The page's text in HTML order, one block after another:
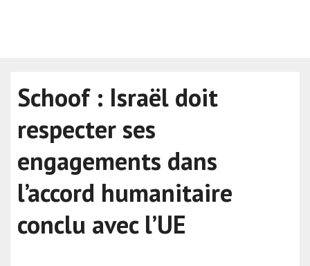
Schoof : Israël doit
respecter ses
engagements dans
l’accord humanitaire
conclu avec l’UE